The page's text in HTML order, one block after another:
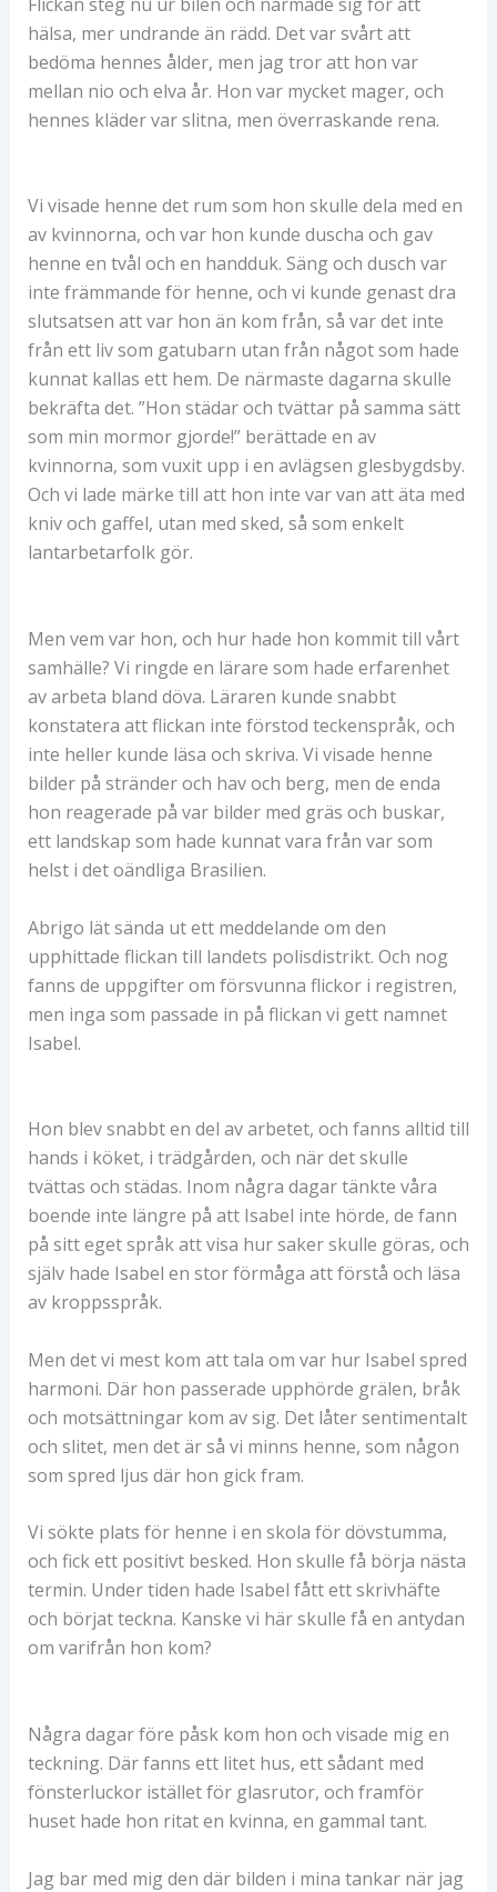
hälsa, mer undrande än rädd. Det var svårt att
bedöma hennes ålder, men jag tror att hon var
mellan nio och elva år. Hon var mycket mager, och
hennes kläder var slitna, men överraskande rena.
Vi visade henne det rum som hon skulle dela med en
av kvinnorna, och var hon kunde duscha och gav
henne en tvål och en handduk. Säng och dusch var
inte främmande för henne, och vi kunde genast dra
slutsatsen att var hon än kom från, så var det inte
från ett liv som gatubarn utan från något som hade
kunnat kallas ett hem. De närmaste dagarna skulle
bekräfta det. ”Hon städar och tvättar på samma sätt
som min mormor gjorde!” berättade en av
kvinnorna, som vuxit upp i en avlägsen glesbygdsby.
Och vi lade märke till att hon inte var van att äta med
kniv och gaffel, utan med sked, så som enkelt
lantarbetarfolk gör.
Men vem var hon, och hur hade hon kommit till vårt
samhälle? Vi ringde en lärare som hade erfarenhet
av arbeta bland döva. Läraren kunde snabbt
konstatera att flickan inte förstod teckenspråk, och
inte heller kunde läsa och skriva. Vi visade henne
bilder på stränder och hav och berg, men de enda
hon reagerade på var bilder med gräs och buskar,
ett landskap som hade kunnat vara från var som
helst i det oändliga Brasilien.
Abrigo lät sända ut ett meddelande om den
upphittade flickan till landets polisdistrikt. Och nog
fanns de uppgifter om försvunna flickor i registren,
men inga som passade in på flickan vi gett namnet
Isabel.
Hon blev snabbt en del av arbetet, och fanns alltid till
hands i köket, i trädgården, och när det skulle
tvättas och städas. Inom några dagar tänkte våra
boende inte längre på att Isabel inte hörde, de fann
på sitt eget språk att visa hur saker skulle göras, och
själv hade Isabel en stor förmåga att förstå och läsa
av kroppsspråk.
Men det vi mest kom att tala om var hur Isabel spred
harmoni. Där hon passerade upphörde grälen, bråk
och motsättningar kom av sig. Det låter sentimentalt
och slitet, men det är så vi minns henne, som någon
som spred ljus där hon gick fram.
Vi sökte plats för henne i en skola för dövstumma,
och fick ett positivt besked. Hon skulle få börja nästa
termin. Under tiden hade Isabel fått ett skrivhäfte
och börjat teckna. Kanske vi här skulle få en antydan
om varifrån hon kom?
Några dagar före påsk kom hon och visade mig en
teckning. Där fanns ett litet hus, ett sådant med
fönsterluckor istället för glasrutor, och framför
huset hade hon ritat en kvinna, en gammal tant.
Jag bar med mig den där bilden i mina tankar när jag